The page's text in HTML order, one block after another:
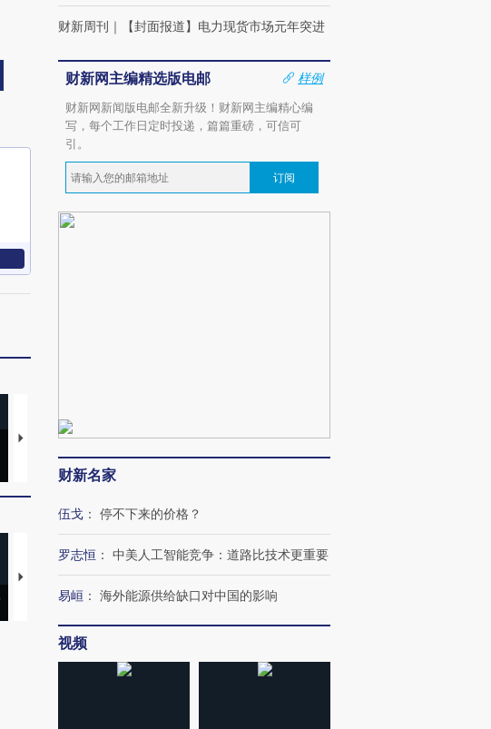
马航飞行员跨国走私7万
粒摇头丸 尿检体内含3种
视线｜被称为“蟑螂”的印
度Z世代 用街头抗争将教
视线｜“入侵”还是“人道危
机”？难民潮撕裂西班牙
【推广】走进第四届链博
会，让数智科技“链”接产
【特别呈现】寻找100种
【商旅对话】华住集团
财新周刊 ｜ 【封面报道】电力现货市场元年突进
财新网主编精选版电邮
样例
财新网新闻版电邮全新升级！财新网主编精心编
写，每个工作日定时投递，篇篇重磅，可信可
引。
订阅
财新名家
伍戈 ： 停不下来的价格？
罗志恒 ： 中美人工智能竞争：道路比技术更重要
易峘 ： 海外能源供给缺口对中国的影响
视频